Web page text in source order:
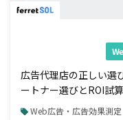
広告代理店の正しい
ートナー選びとROI試
Web広告・広告効果測定